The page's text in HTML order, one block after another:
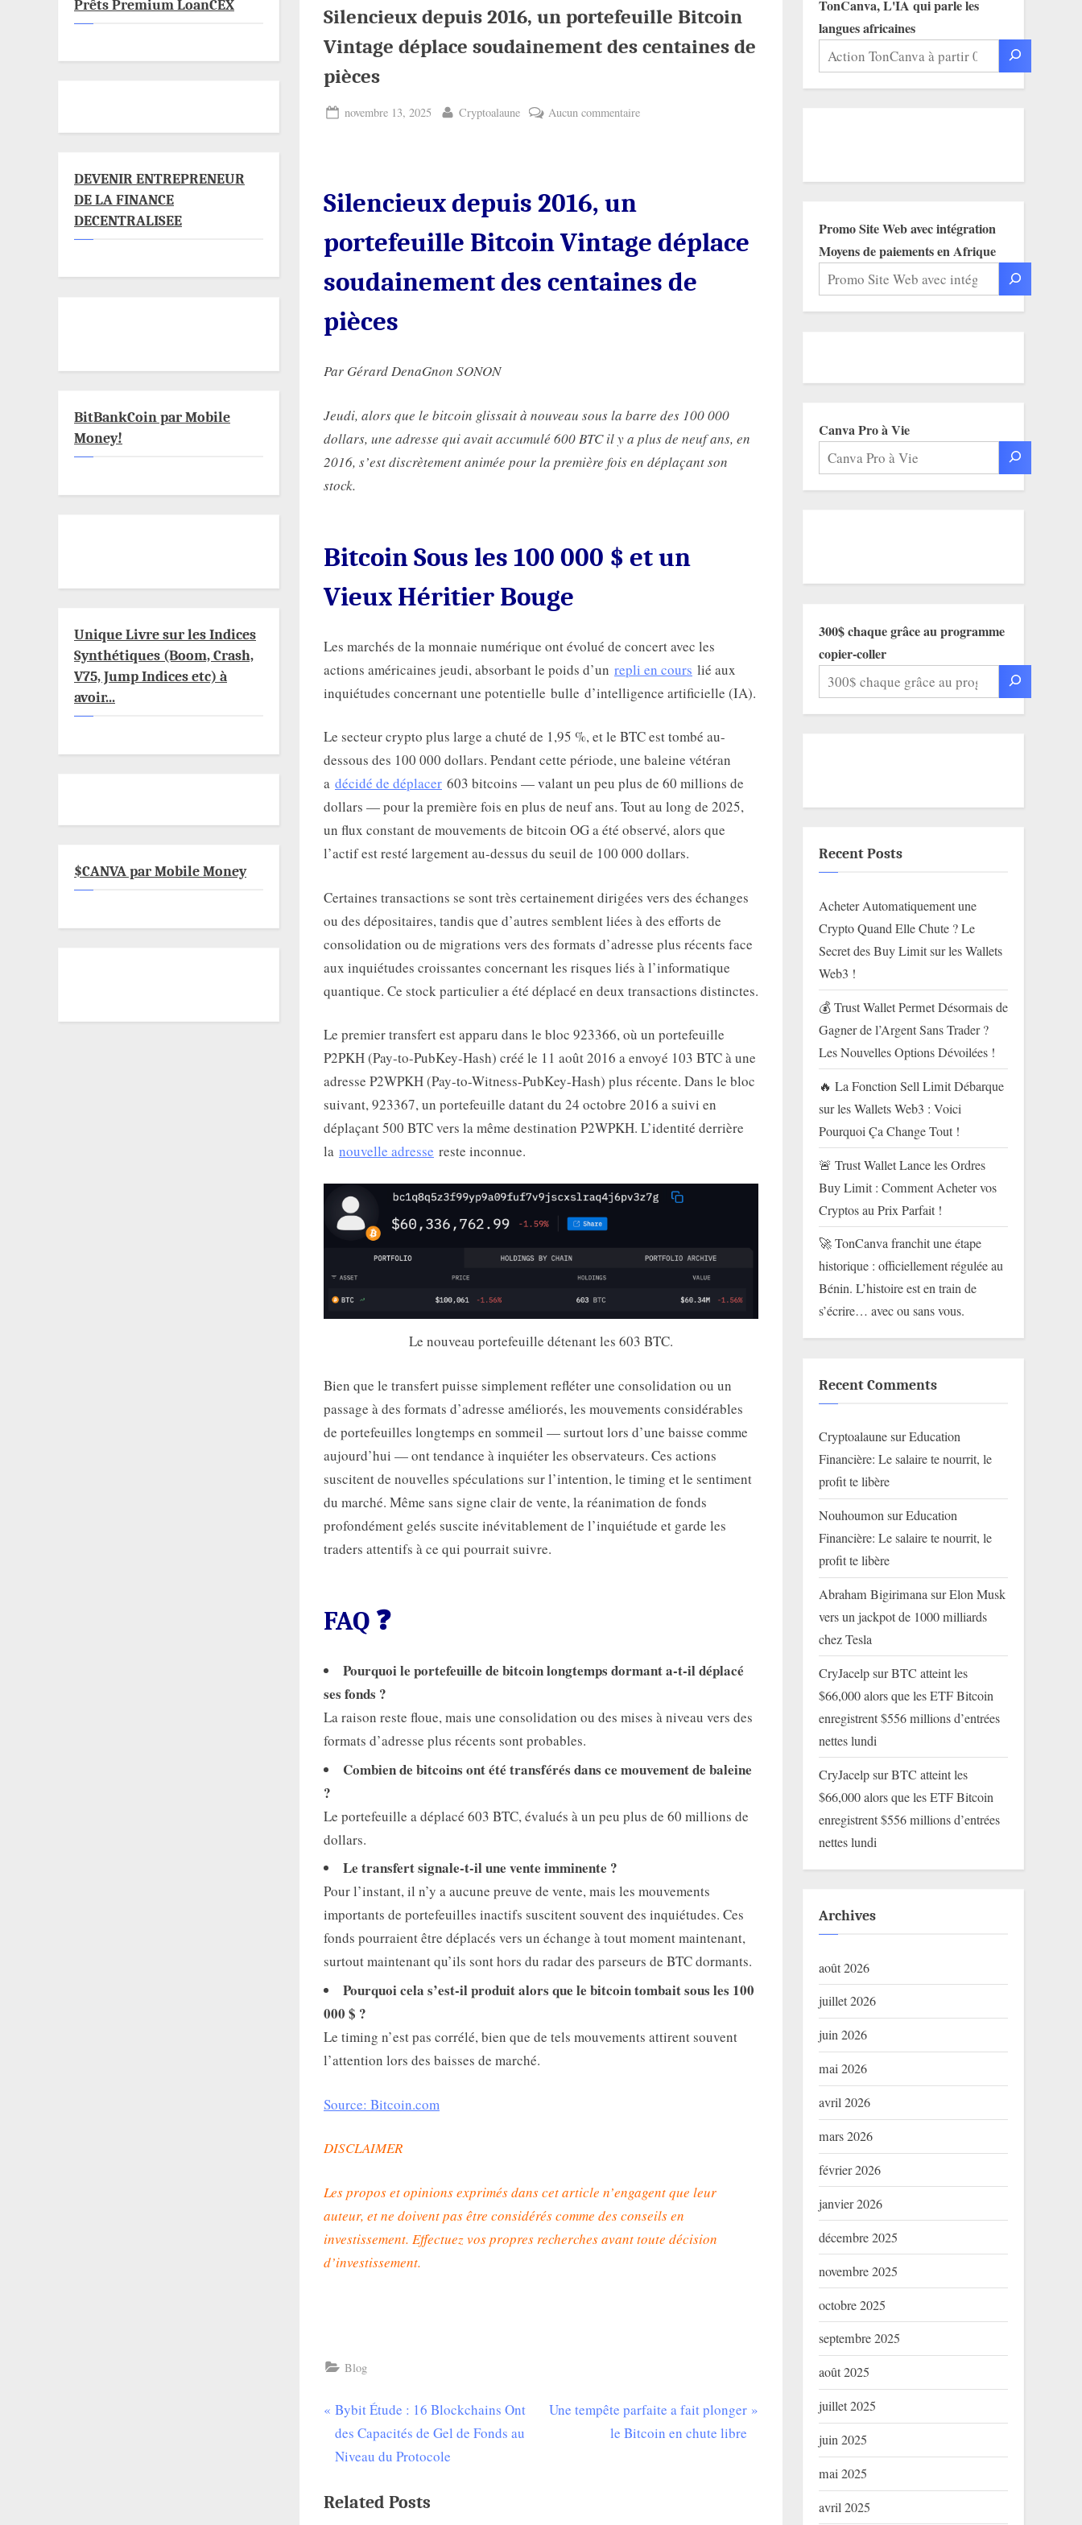
Silencieux depuis 2016, un portefeuille Bitcoin
Vintage déplace soudainement des centaines de
pièces
Posted
novembre 13, 2025 By
Cryptoalaune Aucun commentairesur
Bitcoin
Vintage
soudainement
Silencieux depuis 2016, un
portefeuille Bitcoin Vintage déplace
soudainement des centaines de
pièces
Par Gérard DenaGnon SONON
Jeudi, alors que le bitcoin glissait à nouveau sous la barre des 100 000
dollars, une adresse qui avait accumulé 600 BTC il y a plus de neuf ans, en
2016, s’est discrètement animée pour la première fois en déplaçant son
stock.
Bitcoin Sous les 100 000 $ et un
Vieux Héritier Bouge
Les marchés de la monnaie numérique ont évolué de concert avec les
actions américaines jeudi, absorbant le poids d’un repli en cours lié aux
inquiétudes concernant une potentielle bulle d’intelligence artificielle (IA).
Le secteur crypto plus large a chuté de 1,95 %, et le BTC est tombé au-
dessous des 100 000 dollars. Pendant cette période, une baleine vétéran
a décidé de déplacer 603 bitcoins — valant un peu plus de 60 millions de
dollars — pour la première fois en plus de neuf ans. Tout au long de 2025,
un flux constant de mouvements de bitcoin OG a été observé, alors que
l’actif est resté largement au-dessus du seuil de 100 000 dollars.
Certaines transactions se sont très certainement dirigées vers des échanges
ou des dépositaires, tandis que d’autres semblent liées à des efforts de
consolidation ou de migrations vers des formats d’adresse plus récents face
aux inquiétudes croissantes concernant les risques liés à l’informatique
quantique. Ce stock particulier a été déplacé en deux transactions distinctes.
Le premier transfert est apparu dans le bloc 923366, où un portefeuille
P2PKH (Pay-to-PubKey-Hash) créé le 11 août 2016 a envoyé 103 BTC à une
adresse P2WPKH (Pay-to-Witness-PubKey-Hash) plus récente. Dans le bloc
suivant, 923367, un portefeuille datant du 24 octobre 2016 a suivi en
déplaçant 500 BTC vers la même destination P2WPKH. L’identité derrière
la nouvelle adresse reste inconnue.
Le nouveau portefeuille détenant les 603 BTC.
Bien que le transfert puisse simplement refléter une consolidation ou un
passage à des formats d’adresse améliorés, les mouvements considérables
de portefeuilles longtemps en sommeil — surtout lors d’une baisse comme
aujourd’hui — ont tendance à inquiéter les observateurs. Ces actions
suscitent de nouvelles spéculations sur l’intention, le timing et le sentiment
du marché. Même sans signe clair de vente, la réanimation de fonds
profondément gelés suscite inévitablement de l’inquiétude et garde les
traders attentifs à ce qui pourrait suivre.
FAQ ❓
Pourquoi le portefeuille de bitcoin longtemps dormant a-t-il déplacé
ses fonds ?
La raison reste floue, mais une consolidation ou des mises à niveau vers des
formats d’adresse plus récents sont probables.
Combien de bitcoins ont été transférés dans ce mouvement de baleine
?
Le portefeuille a déplacé 603 BTC, évalués à un peu plus de 60 millions de
dollars.
Le transfert signale-t-il une vente imminente ?
Pour l’instant, il n’y a aucune preuve de vente, mais les mouvements
importants de portefeuilles inactifs suscitent souvent des inquiétudes. Ces
fonds pourraient être déplacés vers un échange à tout moment maintenant,
surtout maintenant qu’ils sont hors du radar des parseurs de BTC dormants.
Pourquoi cela s’est-il produit alors que le bitcoin tombait sous les 100
000 $ ?
Le timing n’est pas corrélé, bien que de tels mouvements attirent souvent
l’attention lors des baisses de marché.
Source: Bitcoin.com
DISCLAIMER
Les propos et opinions exprimés dans cet article n’engagent que leur
auteur, et ne doivent pas être considérés comme des conseils en
investissement. Effectuez vos propres recherches avant toute décision
d’investissement.
Blog
Navigation
de
l’article
P
r
e
i
Bybit Étude : 16 Blockchains Ont
des Capacités de Gel de Fonds au
Niveau du Protocole
N
Une tempête parfaite a fait plonger
le Bitcoin en chute libre
Related Posts
Prêts Premium LoanCEX
DEVENIR ENTREPRENEUR
DE LA FINANCE
DECENTRALISEE
BitBankCoin par Mobile
Money!
Unique Livre sur les Indices
Synthétiques (Boom, Crash,
V75, Jump Indices etc) à
avoir...
$CANVA par Mobile Money
TonCanva, L'IA qui parle les
langues africaines
Promo Site Web avec intégration
Moyens de paiements en Afrique
Canva Pro à Vie
300$ chaque grâce au programme
copier-coller
Recent Posts
Acheter Automatiquement une
Crypto Quand Elle Chute ? Le
Secret des Buy Limit sur les Wallets
Web3 !
💰 Trust Wallet Permet Désormais de
Gagner de l’Argent Sans Trader ?
Les Nouvelles Options Dévoilées !
🔥 La Fonction Sell Limit Débarque
sur les Wallets Web3 : Voici
Pourquoi Ça Change Tout !
🚨 Trust Wallet Lance les Ordres
Buy Limit : Comment Acheter vos
Cryptos au Prix Parfait !
🚀 TonCanva franchit une étape
historique : officiellement régulée au
Bénin. L’histoire est en train de
s’écrire… avec ou sans vous.
Recent Comments
CryptoalaunesurEducation
Financière: Le salaire te nourrit, le
profit te libère
NouhoumonsurEducation
Financière: Le salaire te nourrit, le
profit te libère
Abraham BigirimanasurElon Musk
vers un jackpot de 1000 milliards
chez Tesla
CryJacelpsurBTC atteint les
$66,000 alors que les ETF Bitcoin
enregistrent $556 millions d’entrées
nettes lundi
CryJacelpsurBTC atteint les
$66,000 alors que les ETF Bitcoin
enregistrent $556 millions d’entrées
nettes lundi
Archives
août 2026
juillet 2026
juin 2026
mai 2026
avril 2026
mars 2026
février 2026
janvier 2026
décembre 2025
novembre 2025
octobre 2025
septembre 2025
août 2025
juillet 2025
juin 2025
mai 2025
avril 2025